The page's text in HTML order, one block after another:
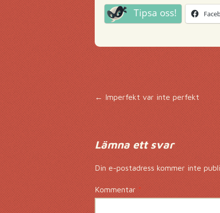
Tipsa oss!
Inläggsnavigering
← Imperfekt var inte perfekt
Lämna ett svar
Din e-postadress kommer inte
Kommentar*